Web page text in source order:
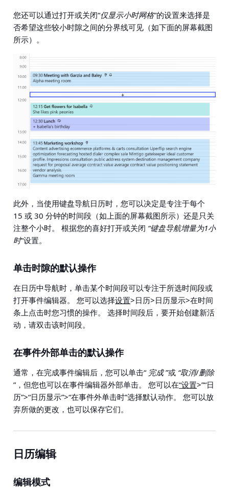
您还可以通过打开或关闭“仅显示小时网格”的设置来选择是
否希望这些较小时隙之间的分界线可见（如下面的屏幕截图
所示）。
此外，当使用键盘导航日历时，您可以决定是专注于每个
15 或 30 分钟的时间段（如上面的屏幕截图所示）还是只关
注整个小时。 根据您的喜好打开或关闭 “键盘导航增量为1小
时”设置。
单击时隙的默认操作
在日历中导航时，单击某个时间段可以专注于所选时间段或
打开事件编辑器。 您可以选择设置>日历>日历显示>在时间
条上点击时您习惯的操作。 选择时间段后，要开始创建新活
动，请双击该时间段。
在事件外部单击的默认操作
通常，在完成事件编辑后，您可以单击“ 完成”或 “取消/删除
”，但您也可以在事件编辑器外部单击。 您可以在“设置>”“日
历”>“日历显示”>“在事件外单击时”选择默认动作。 您可以放
弃所做的更改，也可以保存它们。
日历编辑
编辑模式